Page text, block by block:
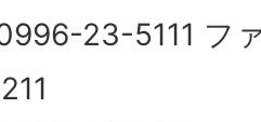
23-5111 フ